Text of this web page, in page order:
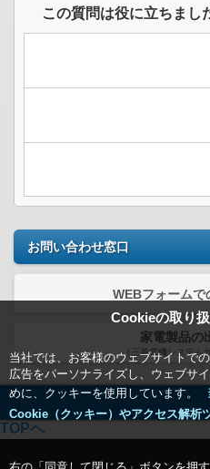
Cookieの取り
当社では、お客様のウェブサイトで
広告をパーソナライズし、ウェブサ
めに、クッキーを使用しています。
Cookie（クッキー）やアクセス解析
この質問は役に立ちまし
お問い合わせ窓口
WEBフォームで
家電製品の
（三菱電機システム
TOPへ